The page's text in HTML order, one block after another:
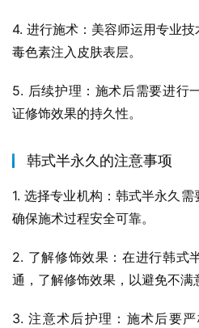
4. 进行施术：美容师运用专业
毒色素注入皮肤表层。
5. 后续护理：施术后需要进行
证修饰效果的持久性。
韩式半永久的注意事项
1. 选择专业机构：韩式半永久需
确保施术过程安全可靠。
2. 了解修饰效果：在进行韩式
通，了解修饰效果，以避免不满
3. 注意术后护理：施术后要